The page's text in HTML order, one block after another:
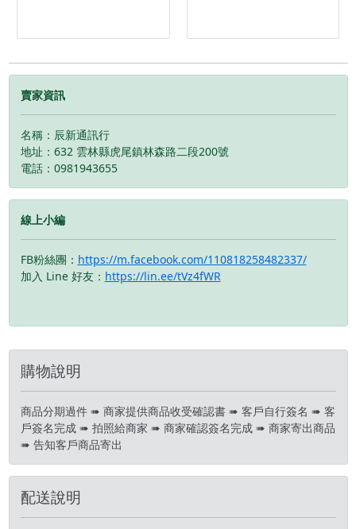
LINE：@kjg6280d • 七日
題，請盡速向我們告知並
且協助處理 • 全新品為原
修改、變更、暫停活動之
權利 下單前請先私訊和加
LINE來幫您安排快速審核
及回報審核進度 LINE
辰通訊行 雲林縣虎尾鎮林
森路二段200號 電話:05-
6339809 在地經營12年店
家 GOOGLE 評價5顆星
LINE：@kjg6280d • 七日
題，請盡速向我們告知並
權利 下單前請先私訊和加
及回報審核進度 LINE
森路二段200號 電話:05-
6339809 在地經營12年店
家 GOOGLE 評價5顆星
賣家資訊
名稱：辰新通訊行
地址：632 雲林縣虎尾鎮林森路二段200號
電話：0981943655
線上小編
FB粉絲團： https://m.facebook.com/110818258482337/
加入 Line 好友： https://lin.ee/tVz4fWR
購物說明
商品分期過件 ➠ 商家提供商品收受確認書 ➠ 客戶自行簽名 ➠ 客
戶簽名完成 ➠ 拍照給商家 ➠ 商家確認簽名完成 ➠ 商家寄出商品
➠ 告知客戶商品寄出
配送說明